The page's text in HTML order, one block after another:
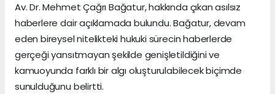
Av. Dr. Mehmet Çağrı Bağatur, hakkında çıkan asılsız
haberlere dair açıklamada bulundu. Bağatur, devam
eden bireysel nitelikteki hukuki sürecin haberlerde
gerçeği yansıtmayan şekilde genişletildiğini ve
kamuoyunda farklı bir algı oluşturulabilecek biçimde
sunulduğunu belirtti.